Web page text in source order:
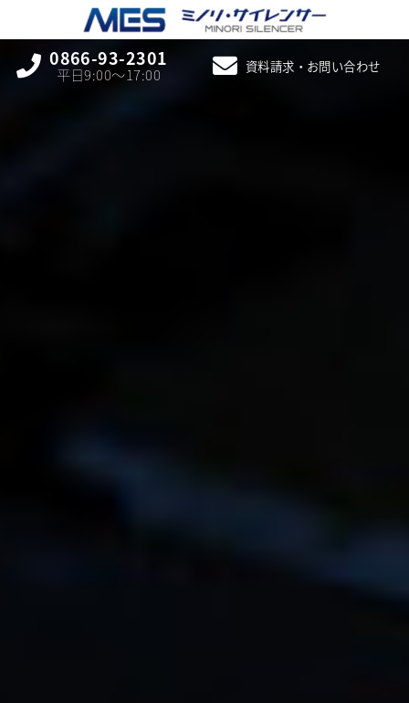
0866-93-2301
平日9:00〜17:00 資料請求・お問い合わせ